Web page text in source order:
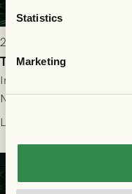
Statistics
Marketing
2026-07-22 19:00
Truppen till GAIS - FC
Imorgon torsdag spelar
Nordsjælland på Gamla
Holmberg och
Läs mer